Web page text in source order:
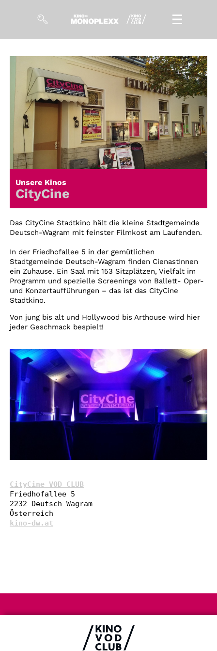
Filme
Magazin
Kuratierungen
Events
So geht’s
Filmpakete
Gutscheine
& Filmpässe
Account
Unsere Kinos
CityCine
Das CityCine Stadtkino hält die kleine Stadtgemeinde
Deutsch-Wagram mit feinster Filmkost am Laufenden.
In der Friedhofallee 5 in der gemütlichen
Stadtgemeinde Deutsch-Wagram finden CienastInnen
ein Zuhause. Ein Saal mit 153 Sitzplätzen, Vielfalt im
Programm und spezielle Screenings von Ballett- Oper-
und Konzertaufführungen – das ist das CityCine
Stadtkino.
Von jung bis alt und Hollywood bis Arthouse wird hier
jeder Geschmack bespielt!
CityCine VOD CLUB
Friedhofallee 5
2232 Deutsch-Wagram
kino-dw.at
AGB
Kontakt